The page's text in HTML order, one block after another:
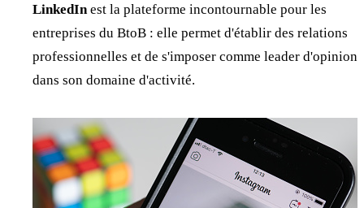
LinkedInest la plateforme incontournable pour les
entreprises du BtoB : elle permet d'établir des relations
professionnelles et de s'imposer comme leader d'opinion
dans son domaine d'activité.